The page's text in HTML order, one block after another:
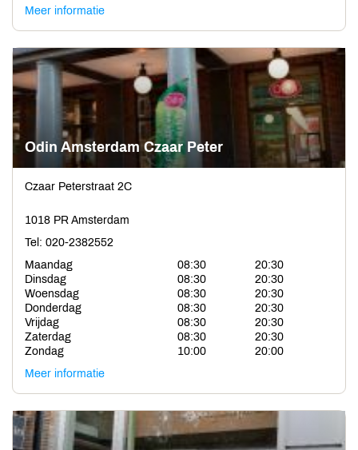
Meer informatie
Odin Amsterdam Czaar Peter
Czaar Peterstraat 2C
1018 PR Amsterdam
Tel: 020-2382552
Maandag
08:30
20:30
Dinsdag
08:30
20:30
Woensdag
08:30
20:30
Donderdag
08:30
20:30
Vrijdag
08:30
20:30
Zaterdag
08:30
20:30
Zondag
10:00
20:00
Meer informatie